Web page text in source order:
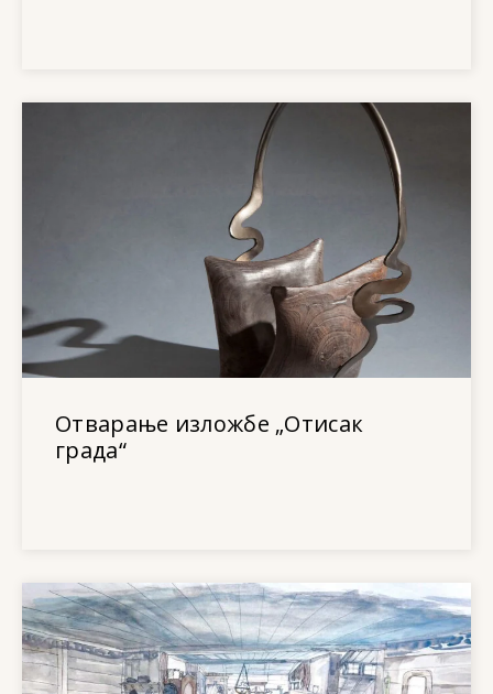
Отварање изложбе „Отисак
града“